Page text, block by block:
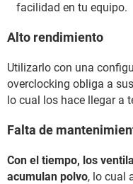
facilidad en tu equipo.
Alto rendimiento
Utilizarlo con una
overclocking obliga a
lo cual los hace llegar a
Falta de
Con el tiempo, los
acumulan polvo, lo cual